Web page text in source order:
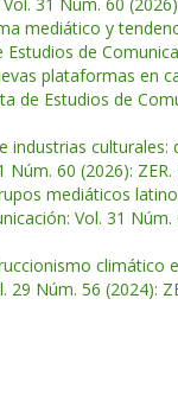
31 Núm. 60
mediático y
Estudios de
plataformas en
de Estudios de
industrias
60 (2026):
mediáticos
Vol. 31
climático
29 Núm. 56 (2024):